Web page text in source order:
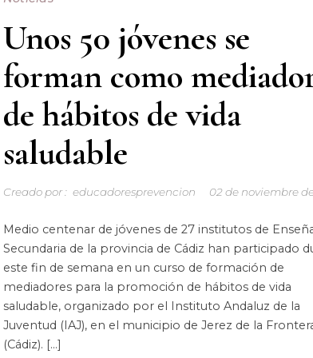
Unos 50 jóvenes se
forman como
de hábitos de vida
saludable
Creado por : educadoresprevencion 02 de noviembre
Medio centenar de jóvenes de 27 institutos de
Secundaria de la provincia de Cádiz han participado
este fin de semana en un curso de formación de
mediadores para la promoción de hábitos de vida
saludable, organizado por el Instituto Andaluz de la
Juventud (IAJ), en el municipio de Jerez de la
(Cádiz). […]